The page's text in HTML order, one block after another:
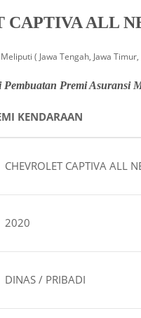
CAPTIVA ALL
Meliputi ( Jawa Tengah, Jawa
Pembuatan Premi Asuransi
KENDARAAN
CHEVROLET CAPTIVA ALL
2020
DINAS / PRIBADI